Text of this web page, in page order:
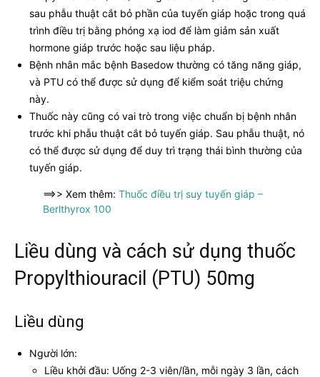
sau phẫu thuật cắt bỏ phần của tuyến giáp hoặc trong quá
trình điều trị bằng phóng xạ iod để làm giảm sản xuất
hormone giáp trước hoặc sau liệu pháp.
Bệnh nhân mắc bệnh Basedow thường có tăng năng giáp,
và PTU có thể được sử dụng để kiểm soát triệu chứng
này.
Thuốc này cũng có vai trò trong việc chuẩn bị bệnh nhân
trước khi phẫu thuật cắt bỏ tuyến giáp. Sau phẫu thuật, nó
có thể được sử dụng để duy trì trạng thái bình thường của
tuyến giáp.
==>> Xem thêm: Thuốc điều trị suy tuyến giáp –
Berlthyrox 100
Liều dùng và cách sử dụng thuốc
Propylthiouracil (PTU) 50mg
Liều dùng
Người lớn:
Liều khởi đầu: Uống 2-3 viên/lần, mỗi ngày 3 lần, cách